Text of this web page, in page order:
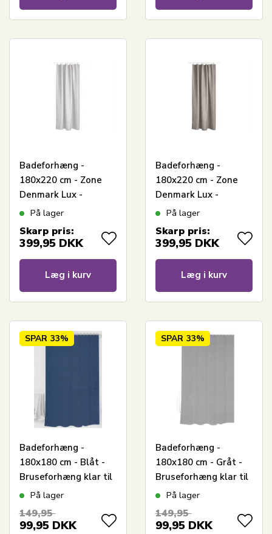
Badeforhæng -
180x220 cm - Zone
Denmark Lux -
Jacquardvævet Soft
På lager
Skarp pris:
399,95 DKK
Læg i kurv
Badeforhæng -
180x220 cm - Zone
Denmark Lux -
Jacquardvævet Taupe
På lager
Skarp pris:
399,95 DKK
Læg i kurv
SPAR 33%
Badeforhæng -
180x180 cm - Blåt -
Bruseforhæng klar til
ophæng
På lager
149,95
99,95 DKK
SPAR 33%
Badeforhæng -
180x180 cm - Gråt -
Bruseforhæng klar til
ophæng
På lager
149,95
99,95 DKK